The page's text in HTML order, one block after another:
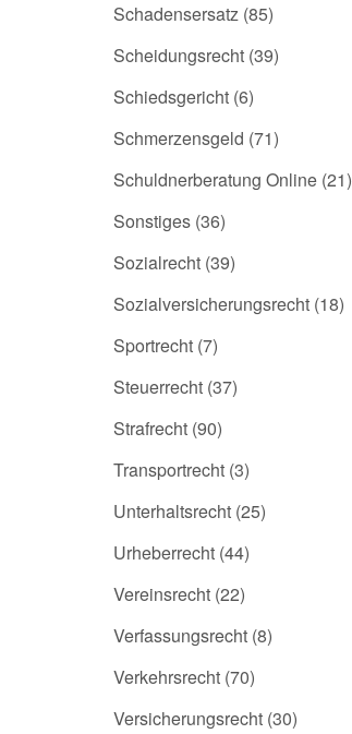
Schadensersatz (85)
Scheidungsrecht (39)
Schiedsgericht (6)
Schmerzensgeld (71)
Schuldnerberatung Online (21)
Sonstiges (36)
Sozialrecht (39)
Sozialversicherungsrecht (18)
Sportrecht (7)
Steuerrecht (37)
Strafrecht (90)
Transportrecht (3)
Unterhaltsrecht (25)
Urheberrecht (44)
Vereinsrecht (22)
Verfassungsrecht (8)
Verkehrsrecht (70)
Versicherungsrecht (30)